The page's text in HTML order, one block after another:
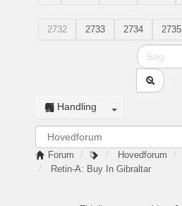
2732
2733 2734 2735
Handling
Forum Hovedforum
Retin-A: Buy In Gibraltar